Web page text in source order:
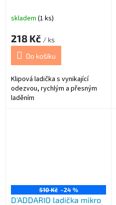
skladem (1 ks)
218 Kč / ks
Do košíku
Klipová ladička s vynikající
odezvou, rychlým a přesným
laděním
510 Kč –24 %
D'ADDARIO ladička mikro